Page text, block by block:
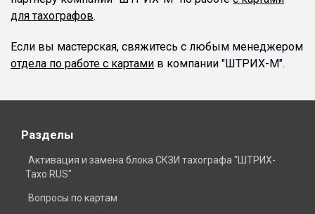
для тахографов.
Если вы мастерская, свяжитесь с любым менеджером
отдела по работе с картами в компании "ШТРИХ-М".
Разделы
Активация и замена блока СКЗИ тахографа "ШТРИХ-
Тахо RUS"
Вопросы по картам